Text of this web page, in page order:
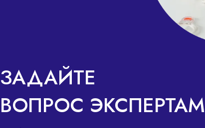
ЗАДАЙТЕ
ВОПРОС ЭКСПЕРТАМ